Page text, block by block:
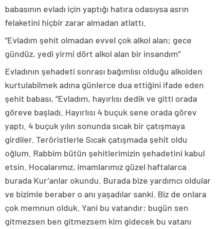
babasının evladı için yaptığı hatıra odasıysa asrın
felaketini hiçbir zarar almadan atlattı.
“Evladım şehit olmadan evvel çok alkol alan; gece
gündüz, yedi yirmi dört alkol alan bir insandım”
Evladının şehadeti sonrası bağımlısı olduğu alkolden
kurtulabilmek adına günlerce dua ettiğini ifade eden
şehit babası, “Evladım, hayırlısı dedik ve gitti orada
göreve başladı. Hayırlısı 4 buçuk sene orada görev
yaptı. 4 buçuk yılın sonunda sıcak bir çatışmaya
girdiler. Teröristlerle Sıcak çatışmada şehit oldu
oğlum. Rabbim bütün şehitlerimizin şehadetini kabul
etsin. Hocalarımız, imamlarımız güzel haftalarca
burada Kur’anlar okundu. Burada bize yardımcı oldular
ve bizimle beraber o anı yaşadılar sanki. Biz de onlara
çok memnun olduk. Yani bu vatandır; bugün sen
gitmezsen ben gitmezsem kim gidecek bu vatanı